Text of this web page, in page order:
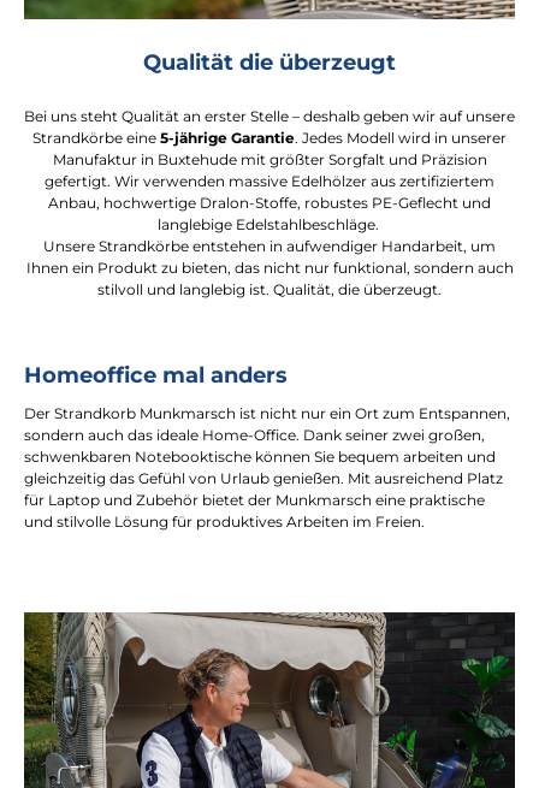
Qualität die überzeugt
Bei uns steht Qualität an erster Stelle – deshalb geben wir auf unsere
Strandkörbe eine 5-jährige Garantie. Jedes Modell wird in unserer
Manufaktur in Buxtehude mit größter Sorgfalt und Präzision
gefertigt. Wir verwenden massive Edelhölzer aus zertifiziertem
Anbau, hochwertige Dralon-Stoffe, robustes PE-Geflecht und
langlebige Edelstahlbeschläge.
Unsere Strandkörbe entstehen in aufwendiger Handarbeit, um
Ihnen ein Produkt zu bieten, das nicht nur funktional, sondern auch
stilvoll und langlebig ist. Qualität, die überzeugt.
Homeoffice mal anders
Der Strandkorb Munkmarsch ist nicht nur ein Ort zum Entspannen,
sondern auch das ideale Home-Office. Dank seiner zwei großen,
schwenkbaren Notebooktische können Sie bequem arbeiten und
gleichzeitig das Gefühl von Urlaub genießen. Mit ausreichend Platz
für Laptop und Zubehör bietet der Munkmarsch eine praktische
und stilvolle Lösung für produktives Arbeiten im Freien.